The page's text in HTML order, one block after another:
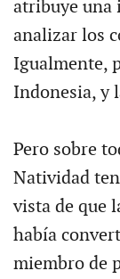
atribuye una
analizar los
Igualmente,
Indonesia, y
Pero sobre
Natividad
vista de que
había
miembro de